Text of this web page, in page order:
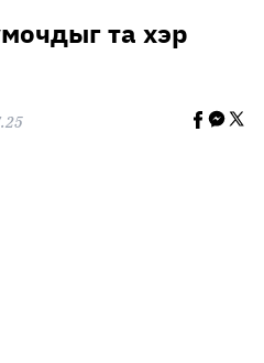
TIMES
БАЙНА
та хэр